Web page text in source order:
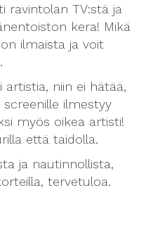
ravintolan TV:stä ja
kera! Mikä
ilmaista ja voit
niin ei hätää,
ilmestyy
myös oikea artisti!
että taidolla.
ja nautinnollista,
tervetuloa.